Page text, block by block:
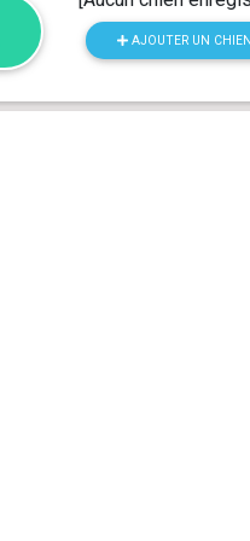
AJOUTER UN